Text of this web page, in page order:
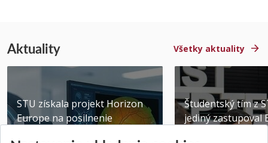
Aktuality Všetky aktuality
STU získala projekt Horizon
Europe na posilnenie
Študentský tím z
jediný zastupoval